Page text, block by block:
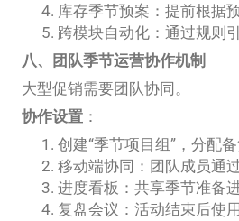
库存季节预案：提前根据
跨模块自动化：通过规则
八、团队季节运营协作机制
大型促销需要团队协同。
协作设置 ：
创建“季节项目组”，分配
移动端协同：团队成员通
进度看板：共享季节准备
复盘会议：活动结束后使